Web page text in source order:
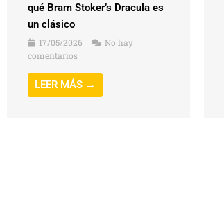
qué Bram Stoker’s Dracula es
un clásico
17/05/2026
No hay
comentarios
LEER MÁS →